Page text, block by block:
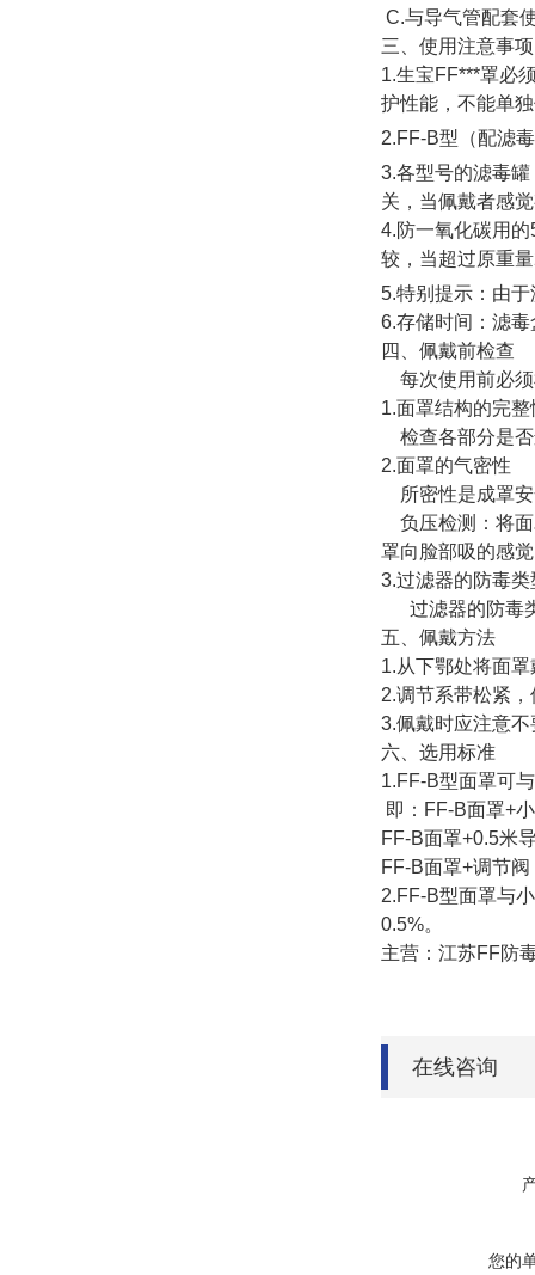
C.与导气管配套
三、使用注意事项
1.生宝FF***罩必
护性能，不能单
2.FF-B型（配滤
3.各型号的滤毒
关，当佩戴者感
4.防一氧化碳用
较，当超过原重
5.特别提示：由
6.存储时间：滤
四、佩戴前检查
每次使用前必须
1.面罩结构的完整
检查各部分是否
2.面罩的气密性
所密性是成罩安
负压检测：将面
罩向脸部吸的感
3.过滤器的防毒类
过滤器的防毒类
五、佩戴方法
1.从下鄂处将面
2.调节系带松紧
3.佩戴时应注意
六、选用标准
1.FF-B型面罩可
即：FF-B面罩+
FF-B面罩+0.5米
FF-B面罩+调节
2.FF-B型面罩与
0.5%。
主营：江苏FF防
在线咨询
您的